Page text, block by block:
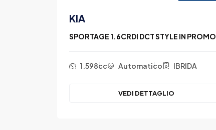
KIA
SPORTAGE 1.6CRDI DCT STYLE IN PROMO
1.598cc Automatico IBRIDA
VEDI DETTAGLIO